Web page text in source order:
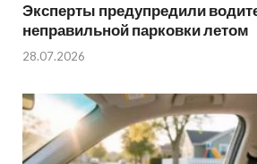
Эксперты предупредили
неправильной парковки летом
28.07.2026